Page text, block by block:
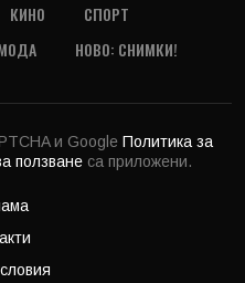
КИНО
СПОРТ
НОВО: СНИМКИ!
и Google Политика за
ползване са приложени.